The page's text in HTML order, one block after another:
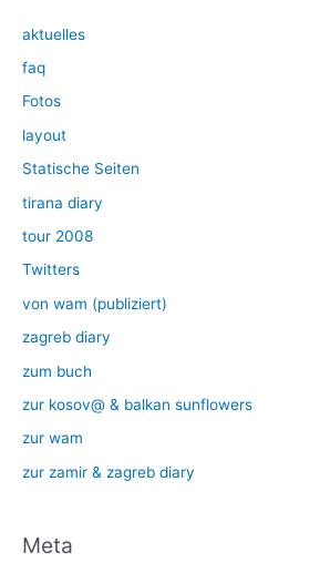
aktuelles
faq
Fotos
layout
Statische Seiten
tirana diary
tour 2008
Twitters
von wam (publiziert)
zagreb diary
zum buch
zur kosov@ & balkan sunflowers
zur wam
zur zamir & zagreb diary
Meta